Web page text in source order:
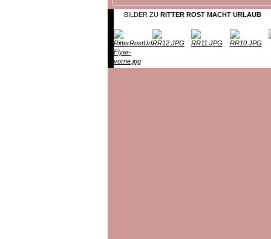
BILDER ZU RITTER ROST MACHT URLAUB